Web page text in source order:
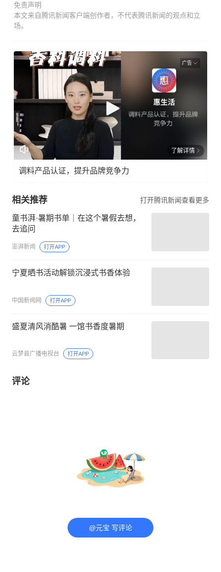
免责声明
本文来自腾讯新闻客户端创作者，不代表腾讯新闻的观点和立
场。
广告
了解详情
调料产品认证，提升品牌竞争力
相关推荐 打开腾讯新闻查看更多
童书湃·暑期书单｜在这个暑假去想，
去追问
澎湃新闻 打开APP
宁夏晒书活动解锁沉浸式书香体验
中国新闻网 打开APP
盛夏清风消酷暑 一馆书香度暑期
云梦县广播电视台 打开APP
评论
@元宝 写评论